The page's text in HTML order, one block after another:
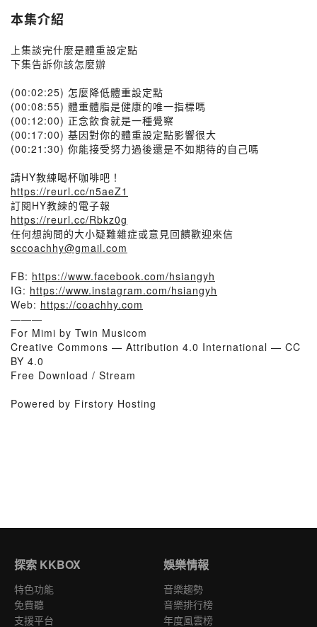
本集介紹
上集談完什麼是體重設定點
下集告訴你該怎麼辦
(00:02:25) 怎麼降低體重設定點
(00:08:55) 體重體脂是健康的唯一指標嗎
(00:12:00) 正念飲食就是一種覺察
(00:17:00) 基因對你的體重設定點影響很大
(00:21:30) 你能接受努力過後還是不如期待的自己嗎
請HY教練喝杯咖啡吧！
https://reurl.cc/n5aeZ1
訂閱HY教練的電子報
https://reurl.cc/Rbkz0g
任何想詢問的大小疑難雜症或意見回饋歡迎來信
sccoachhy@gmail.com
FB: https://www.facebook.com/hsiangyh
IG: https://www.instagram.com/hsiangyh
Web: https://coachhy.com
———
For Mimi by Twin Musicom
Creative Commons — Attribution 4.0 International — CC
BY 4.0
Free Download / Stream
Powered by Firstory Hosting
探索 KKBOX
特色功能
免費聽
支援平台
娛樂情報
音樂趨勢
音樂排行榜
年度風雲榜